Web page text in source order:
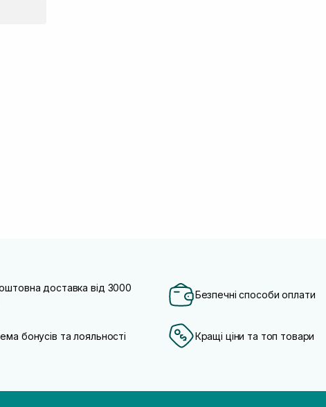
доставка від 3000
Безпечні способи оплати
бонусів та лояльності Кращі ціни та топ товари